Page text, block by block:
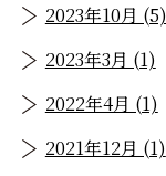
2023年10月 (5)
2023年3月 (1)
2022年4月 (1)
2021年12月 (1)